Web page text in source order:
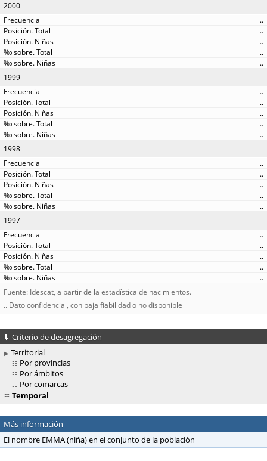
2000
..
..
..
..
..
1999
..
..
..
..
..
1998
..
..
..
..
..
1997
..
..
..
..
..
Fuente: Idescat, a partir de la estadística de nacimientos.
.. Dato confidencial, con baja fiabilidad o no disponible
Criterio de desagregación
Territorial
Por provincias
Por ámbitos
Por comarcas
Temporal
Más información
El nombre EMMA (niña) en el conjunto de la población